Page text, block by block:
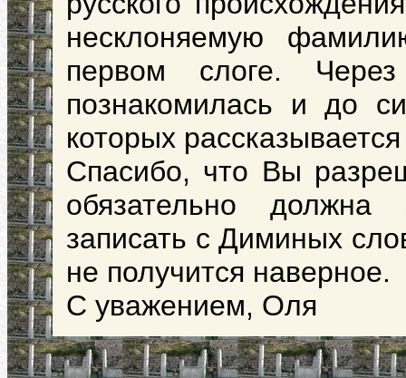
несклоняемую
первом слоге.
познакомилась и до
которых
Спасибо, что Вы
обязательно
записать с Диминых
не получится наверное.
С уважением, Оля